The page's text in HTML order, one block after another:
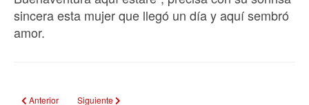
sincera esta mujer que llegó un día y aquí sembró
amor.
Artículo anterior: Nuevos licenciados en Educación Primaria
Anterior Artículo siguiente: La estabilidad caracteriza al programa de
Siguiente